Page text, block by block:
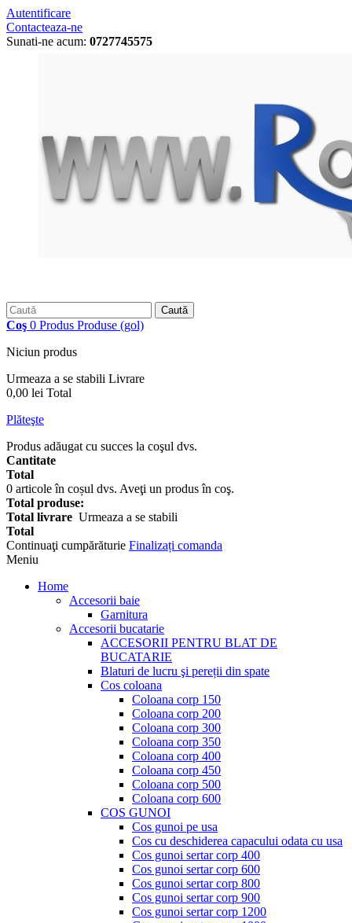
Autentificare
Contacteaza-ne
Sunati-ne acum: 0727745575
Caută
Coş 0 Produs Produse (gol)
Niciun produs
Urmeaza a se stabili Livrare
0,00 lei Total
Plăteşte
Produs adăugat cu succes la coşul dvs.
Cantitate
Total
0 articole în coșul dvs. Aveţi un produs în coş.
Total produse:
Total livrare Urmeaza a se stabili
Total
Continuaţi cumpărăturie Finalizați comanda
Meniu
Home
Accesorii baie
Garnitura
Accesorii bucatarie
ACCESORII PENTRU BLAT DE
BUCATARIE
Blaturi de lucru şi pereții din spate
Cos coloana
Coloana corp 150
Coloana corp 200
Coloana corp 300
Coloana corp 350
Coloana corp 400
Coloana corp 450
Coloana corp 500
Coloana corp 600
COS GUNOI
Cos gunoi pe usa
Cos cu deschiderea capacului odata cu usa
Cos gunoi sertar corp 400
Cos gunoi sertar corp 600
Cos gunoi sertar corp 800
Cos gunoi sertar corp 900
Cos gunoi sertar corp 1200